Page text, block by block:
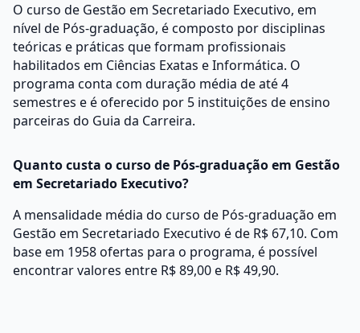
O curso de Gestão em Secretariado Executivo, em
nível de Pós-graduação, é composto por disciplinas
teóricas e práticas que formam profissionais
habilitados em Ciências Exatas e Informática. O
programa conta com duração média de até 4
semestres e é oferecido por 5 instituições de ensino
parceiras do Guia da Carreira.
Quanto custa o curso de Pós-graduação em Gestão
em Secretariado Executivo?
A mensalidade média do curso de Pós-graduação em
Gestão em Secretariado Executivo é de R$ 67,10. Com
base em 1958 ofertas para o programa, é possível
encontrar valores entre R$ 89,00 e R$ 49,90.